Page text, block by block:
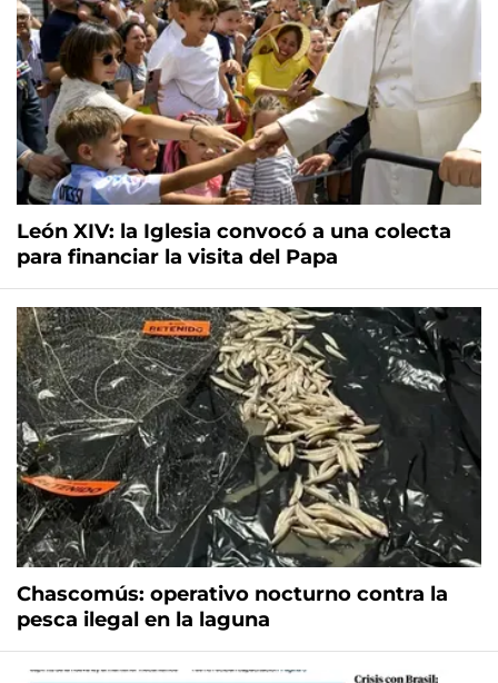
León XIV: la Iglesia convocó a una colecta
para financiar la visita del Papa
Chascomús: operativo nocturno contra la
pesca ilegal en la laguna